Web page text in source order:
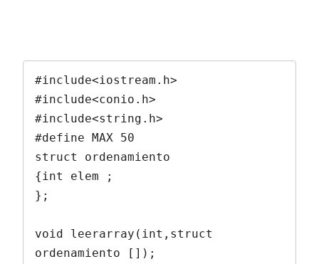
#include<iostream.h>
#include<conio.h>
#include<string.h>
#define MAX 50
struct ordenamiento
{int elem ;
};
void leerarray(int,struct
ordenamiento []);